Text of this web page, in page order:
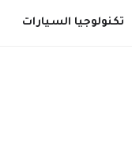
تكنولوجيا السيارات